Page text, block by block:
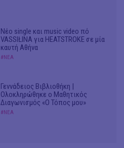
Νέο single και music video πό
VASSIŁINA για HEATSTROKE σε μία
καυτή Αθήνα
#ΝΕΑ
Γεννάδειος Βιβλιοθήκη |
Ολοκληρώθηκε ο Μαθητικός
Διαγωνισμός «Ο Τόπος μου»
#ΝΕΑ